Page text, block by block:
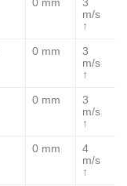
0 mm
3
m/s
↑
0 mm
3
m/s
↑
0 mm
3
m/s
↑
0 mm
4
m/s
↑